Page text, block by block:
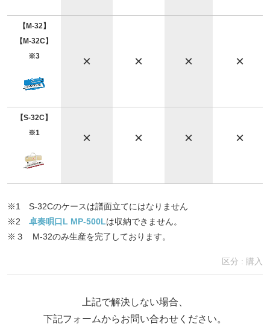
【M-32】
【M-32C】
※3
× × × ×
【S-32C】
※1
× × × ×
※1 S-32Cのケースは譜面立てにはなりません
※2 卓奏唄口L MP-500Lは収納できません。
※３ M-32のみ生産を完了しております。
区分 : 購入
上記で解決しない場合、
下記フォームからお問い合わせください。